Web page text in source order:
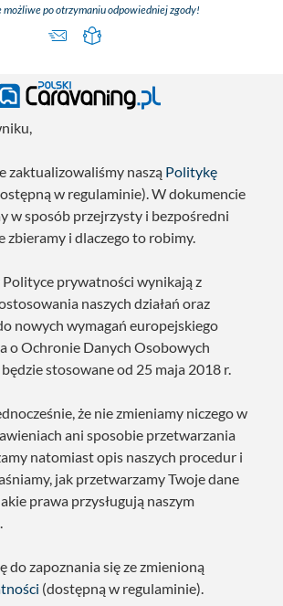
możliwe po otrzymaniu odpowiedniej zgody!
zaktualizowaliśmy naszą Politykę
w regulaminie). W dokumencie
w sposób przejrzysty i bezpośredni
zbieramy i dlaczego to robimy.
Polityce prywatności wynikają z
naszych działań oraz
nowych wymagań europejskiego
o Ochronie Danych Osobowych
stosowane od 25 maja 2018 r.
że nie zmieniamy niczego w
ani sposobie przetwarzania
natomiast opis naszych procedur i
jak przetwarzamy Twoje dane
prawa przysługują naszym
do zapoznania się ze zmienioną
(dostępną w regulaminie).